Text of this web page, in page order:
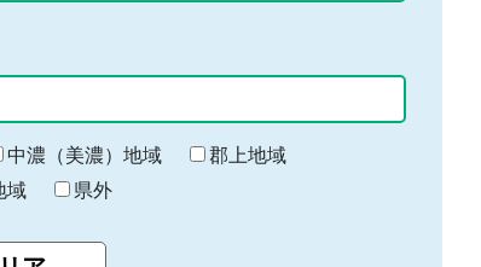
中濃（美濃）地域
郡上地域
域 県外